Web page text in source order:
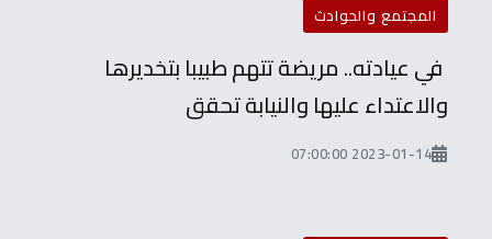
المجتمع والحوادث
في عيادته.. مريضة تتهم طبيبا بتخديرها
والاعتداء عليها والنيابة تحقق
2023-01-14 07:00:00